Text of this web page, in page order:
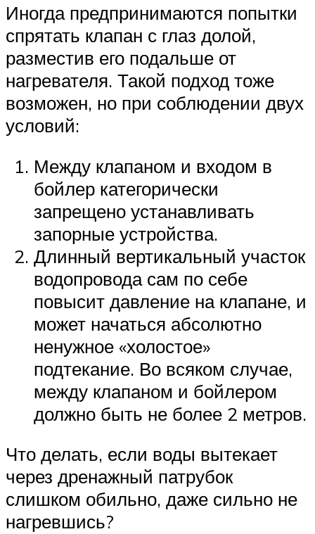
Иногда предпринимаются попытки
спрятать клапан с глаз долой,
разместив его подальше от
нагревателя. Такой подход тоже
возможен, но при соблюдении двух
условий:
Между клапаном и входом в
бойлер категорически
запрещено устанавливать
запорные устройства.
Длинный вертикальный участок
водопровода сам по себе
повысит давление на клапане, и
может начаться абсолютно
ненужное «холостое»
подтекание. Во всяком случае,
между клапаном и бойлером
должно быть не более 2 метров.
Что делать, если воды вытекает
через дренажный патрубок
слишком обильно, даже сильно не
нагревшись?